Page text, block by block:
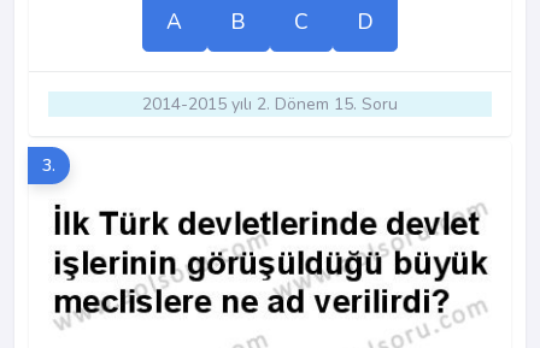
A B C D
2014-2015 yılı 2. Dönem 15. Soru
3.